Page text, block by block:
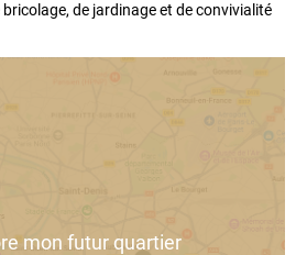
de jardinage et de convivialité
mon futur quartier